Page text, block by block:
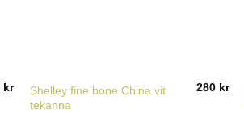
kr
Shelley fine bone China vit
tekanna
280 kr